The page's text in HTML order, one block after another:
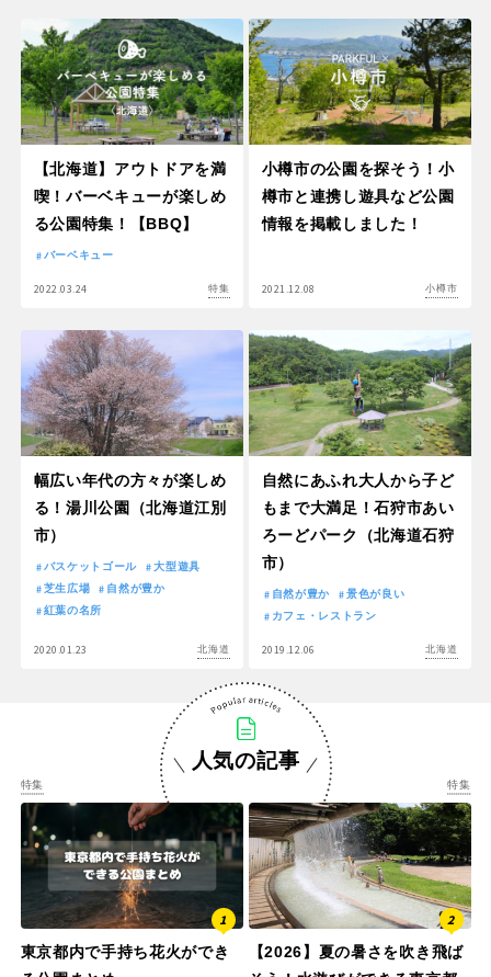
【北海道】アウトドアを満
喫！バーベキューが楽しめ
る公園特集！【BBQ】
バーベキュー
2022.03.24 特集
小樽市の公園を探そう！小
樽市と連携し遊具など公園
情報を掲載しました！
2021.12.08 小樽市
幅広い年代の方々が楽しめ
る！湯川公園（北海道江別
市）
バスケットゴール
大型遊具
芝生広場
自然が豊か
紅葉の名所
2020.01.23 北海道
自然にあふれ大人から子ど
もまで大満足！石狩市あい
ろーどパーク（北海道石狩
市）
自然が豊か
景色が良い
カフェ・レストラン
2019.12.06 北海道
人気の記事
特集
東京都内で手持ち花火ができ
特集
【2026】夏の暑さを吹き飛ば